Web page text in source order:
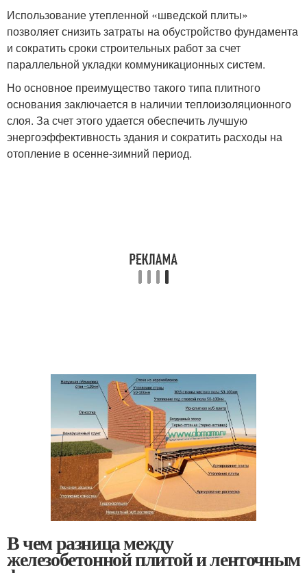
Использование утепленной «шведской плиты»
позволяет снизить затраты на обустройство фундамента
и сократить сроки строительных работ за счет
параллельной укладки коммуникационных систем.
Но основное преимущество такого типа плитного
основания заключается в наличии теплоизоляционного
слоя. За счет этого удается обеспечить лучшую
энергоэффективность здания и сократить расходы на
отопление в осенне-зимний период.
В чем разница между
железобетонной плитой и ленточным